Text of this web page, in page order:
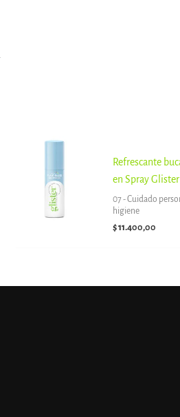
Refrescante
en Spray Glister
07 - Cuidado
higiene
$11.400,00